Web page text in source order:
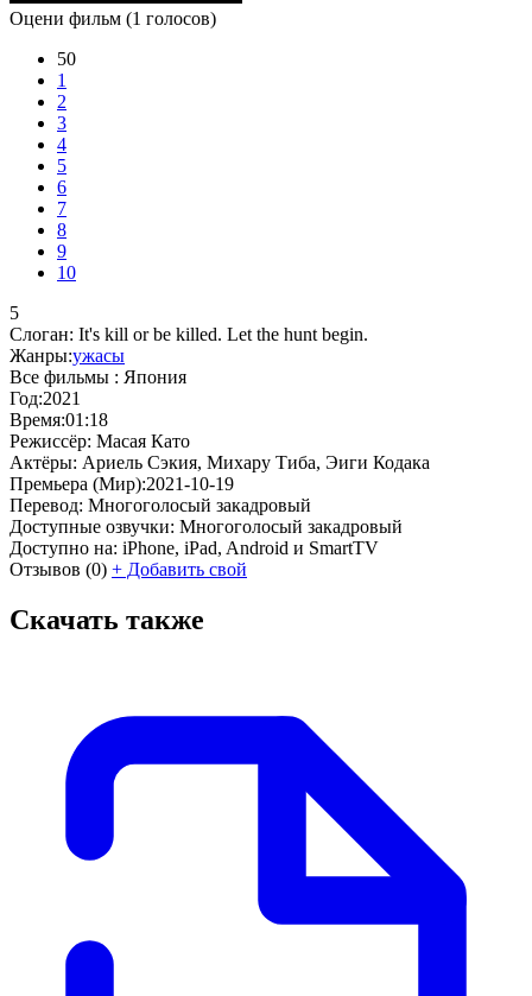
Оцени фильм (1 голосов)
50
1
2
3
4
5
6
7
8
9
10
5
Слоган: It's kill or be killed. Let the hunt begin.
Жанры:ужасы
Все фильмы : Япония
Год:2021
Время:01:18
Режиссёр: Масая Като
Актёры: Ариель Сэкия, Михару Тиба, Эиги Кодака
Премьера (Мир):2021-10-19
Перевод: Многоголосый закадровый
Доступные озвучки: Многоголосый закадровый
Доступно на: iPhone, iPad, Android и SmartTV
Отзывов (0) + Добавить свой
Скачать также